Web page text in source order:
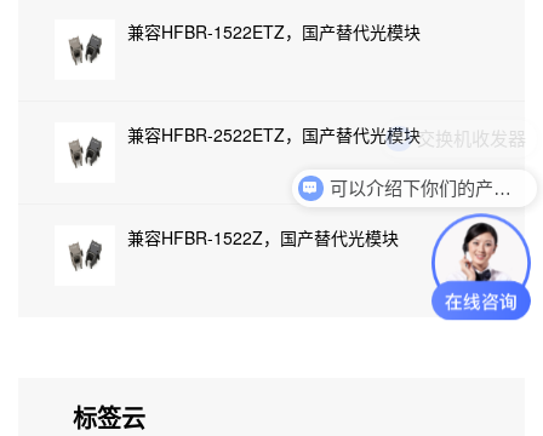
兼容HFBR-1522ETZ，国产替代光模块
兼容HFBR-2522ETZ，国产替代光模块
兼容HFBR-1522Z，国产替代光模块
标签云